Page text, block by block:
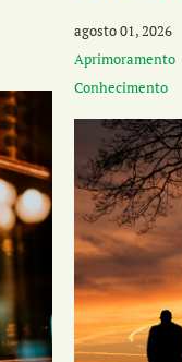
agosto 01, 2026
Aprimoramento
Conhecimento